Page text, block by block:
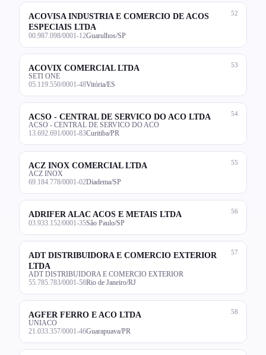
52
ACOVISA INDUSTRIA E COMERCIO DE ACOS
ESPECIAIS LTDA
00.987.098/0001-12Guarulhos/SP
53
ACOVIX COMERCIAL LTDA
SETI ONE
05.119.550/0001-48Vitória/ES
54
ACSO - CENTRAL DE SERVICO DO ACO LTDA
ACSO - CENTRAL DE SERVICO DO ACO
13.692.691/0001-83Curitiba/PR
55
ACZ INOX COMERCIAL LTDA
ACZ INOX
69.184.778/0001-02Diadema/SP
56
ADRIFER ALAC ACOS E METAIS LTDA
03.933.152/0001-35São Paulo/SP
57
ADT DISTRIBUIDORA E COMERCIO EXTERIOR
LTDA
ADT DISTRIBUIDORA E COMERCIO EXTERIOR
55.785.783/0001-58Rio de Janeiro/RJ
58
AGFER FERRO E ACO LTDA
UNIACO
21.033.357/0001-46Guarapuava/PR